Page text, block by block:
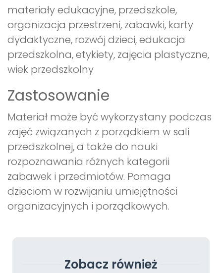
materiały edukacyjne, przedszkole,
organizacja przestrzeni, zabawki, karty
dydaktyczne, rozwój dzieci, edukacja
przedszkolna, etykiety, zajęcia plastyczne,
wiek przedszkolny
Zastosowanie
Materiał może być wykorzystany podczas
zajęć związanych z porządkiem w sali
przedszkolnej, a także do nauki
rozpoznawania różnych kategorii
zabawek i przedmiotów. Pomaga
dzieciom w rozwijaniu umiejętności
organizacyjnych i porządkowych.
Zobacz również